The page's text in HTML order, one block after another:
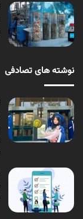
نوشته های تصادفی